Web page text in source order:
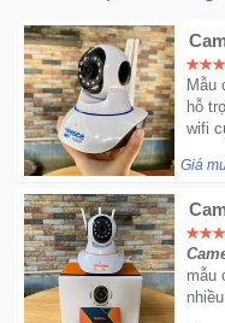
Gia
Dụng
Máy
Ảnh-
Máy
bay
flycam
Đồ
Chơi
Mẫu
hỗ
wifi
Giá
mẫu